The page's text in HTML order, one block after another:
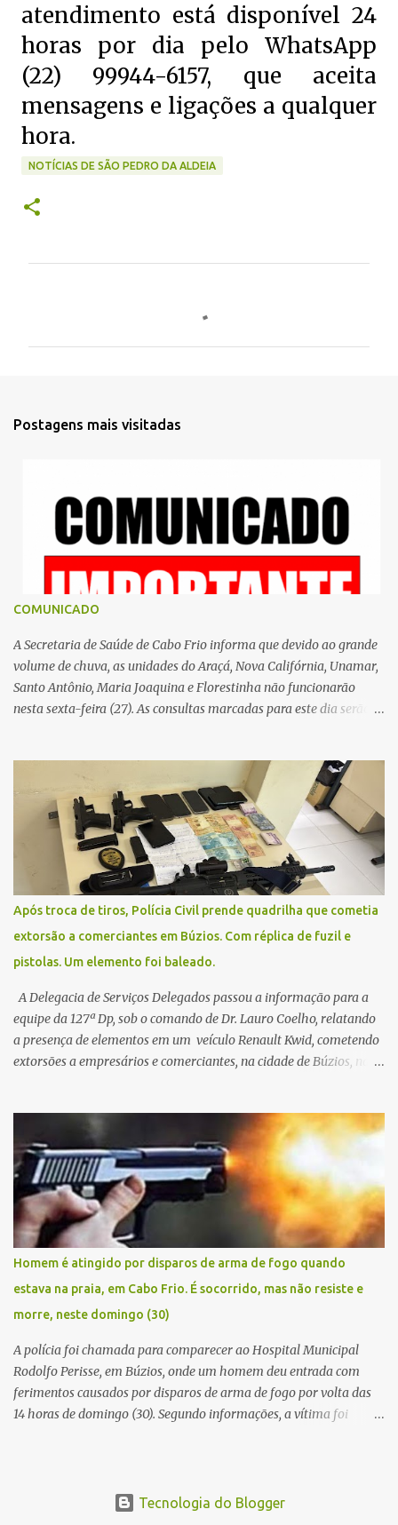
atendimento está disponível 24
horas por dia pelo WhatsApp
(22) 99944-6157, que aceita
mensagens e ligações a qualquer
hora.
NOTÍCIAS DE SÃO PEDRO DA ALDEIA
Postagens mais visitadas
COMUNICADO
A Secretaria de Saúde de Cabo Frio informa que devido ao grande
volume de chuva, as unidades do Araçá, Nova Califórnia, Unamar,
Santo Antônio, Maria Joaquina e Florestinha não funcionarão
nesta sexta-feira (27). As consultas marcadas para este dia serão
Contamos com a compreensão de toda população, pois se trata de
uma situação climática que foge ao controle da administração
pública.
Após troca de tiros, Polícia Civil prende quadrilha que cometia
extorsão a comerciantes em Búzios. Com réplica de fuzil e
pistolas. Um elemento foi baleado.
A Delegacia de Serviços Delegados passou a informação para a
equipe da 127ª Dp, sob o comando de Dr. Lauro Coelho, relatando
a presença de elementos em um veículo Renault Kwid, cometendo
extorsões a empresários e comerciantes, na cidade de Búzios, na
fugir da cidade Buziana. Um dos detidos é policial civil e este foi
baleado na perna na troca de tiros . Na ocorrência, três armas,
pistolas e uma réplica de fuzil, foram apreendidas. O homem
baleado foi identificado como Claudio Bastos, conhecido no meio
político.
Homem é atingido por disparos de arma de fogo quando
estava na praia, em Cabo Frio. É socorrido, mas não resiste e
morre, neste domingo (30)
A polícia foi chamada para comparecer ao Hospital Municipal
Rodolfo Perisse, em Búzios, onde um homem deu entrada com
ferimentos causados por disparos de arma de fogo por volta das
14 horas de domingo (30). Segundo informações, a vítima foi
que também frequentavam o local . O homem foi atingido no
Tecnologia do Blogger